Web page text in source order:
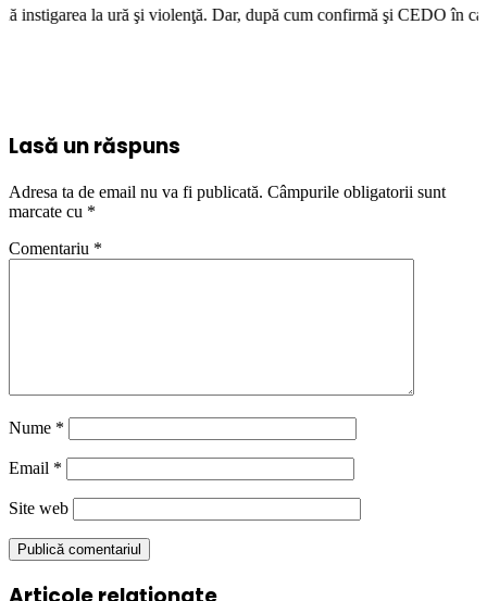
şi violenţă. Dar, după cum confirmă şi CEDO în cazul
Lasă un răspuns
Adresa ta de email nu va fi publicată. Câmpurile obligatorii sunt
marcate cu *
Comentariu *
Nume *
Email *
Site web